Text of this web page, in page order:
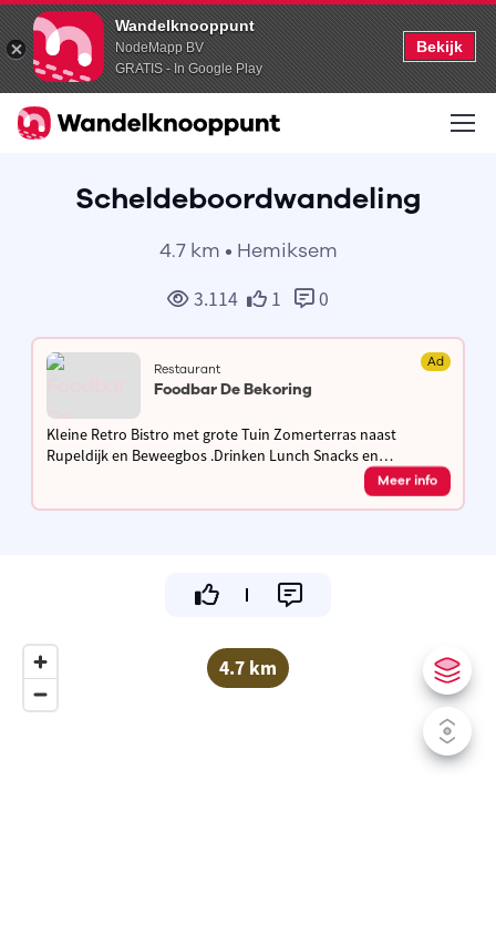
Wandelknooppunt
NodeMapp BV
GRATIS - In Google Play
Bekijk
Scheldeboordwandeling
4.7 km • Hemiksem
3.114 1 0
Restaurant Ad
Foodbar De Bekoring
Kleine Retro Bistro met grote Tuin Zomerterras naast
Rupeldijk en Beweegbos .Drinken Lunch Snacks en
Meer info
4.7 km